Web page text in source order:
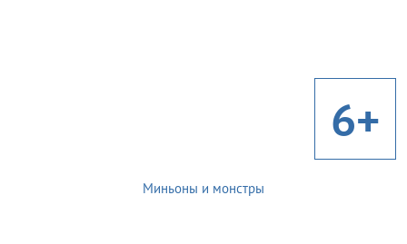
6+
Миньоны и монстры